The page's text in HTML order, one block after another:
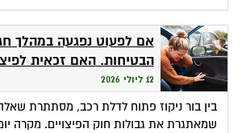
אם לפעוט נפגעה במהלך
הבטיחות. האם זכאית
12 ליולי 2026
בין בור ניקוז פתוח לדלת רכב, מסתתרת
שמאתגרת את גבולות חוק הפיצויים. מקרה